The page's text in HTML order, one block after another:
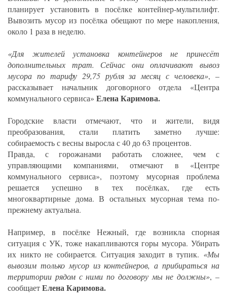
планирует установить в посёлке контейнер-мультилифт.
Вывозить мусор из посёлка обещают по мере накопления,
около 1 раза в неделю.
«Для жителей установка контейнеров не принесёт
дополнительных трат. Сейчас они оплачивают вывоз
мусора по тарифу 29,75 рубля за месяц с человека», –
рассказывает начальник договорного отдела «Центра
коммунального сервиса» Елена Каримова.
Городские власти отмечают, что и жители, видя
преобразования, стали платить заметно лучше:
собираемость с весны выросла с 40 до 63 процентов.
Правда, с горожанами работать сложнее, чем с
управляющими компаниями, отмечают в «Центре
коммунального сервиса», поэтому мусорная проблема
решается успешно в тех посёлках, где есть
многоквартирные дома. В остальных мусорная тема по-
прежнему актуальна.
Например, в посёлке Нежный, где возникла спорная
ситуация с УК, тоже накапливаются горы мусора. Убирать
их никто не собирается. Ситуация заходит в тупик. «Мы
вывозим только мусор из контейнеров, а прибираться на
территории рядом с ними по договору мы не должны», –
сообщаетЕлена Каримова.